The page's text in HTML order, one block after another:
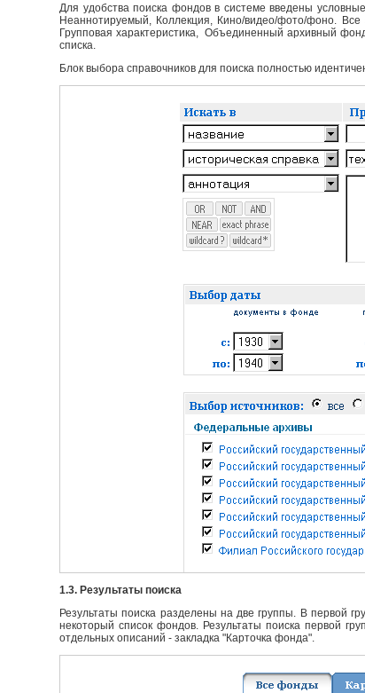
Для удобства поиска фондов в системе введены
Неаннотируемый, Коллекция, Кино/видео/фото/фоно.
Групповая характеристика, Объединенный архивный
списка.
Блок выбора справочников для поиска полностью
1.3. Результаты поиска
Результаты поиска разделены на две группы. В первой
некоторый список фондов. Результаты поиска первой
отдельных описаний - закладка "Карточка фонда".